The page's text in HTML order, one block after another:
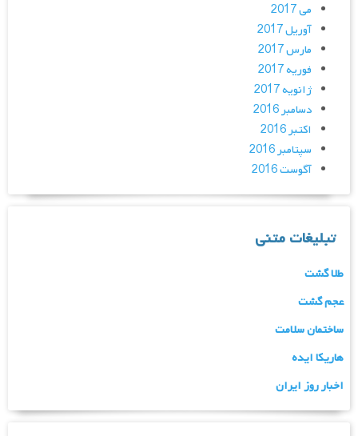
می 2017
آوریل 2017
مارس 2017
فوریه 2017
ژانویه 2017
دسامبر 2016
اکتبر 2016
سپتامبر 2016
آگوست 2016
تبلیغات متنی
طلا گشت
عجم گشت
ساختمان سلامت
هاریکا ایده
اخبار روز ایران